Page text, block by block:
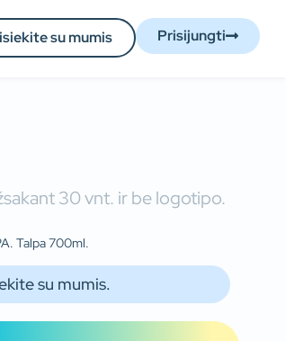
su mumis Prisijungti
30 vnt. ir be logotipo.
Talpa 700ml.
su mumis.